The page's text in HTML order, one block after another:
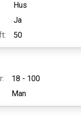
Hus
Ja
50
18 - 100
Man